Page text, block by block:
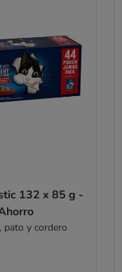
132 x 85 g -
pato y cordero